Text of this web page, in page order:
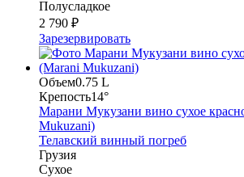
Полусладкое
2 790 ₽
Зарезервировать
Объем0.75 L
Крепость14°
Марани Мукузани вино сухое
Mukuzani)
Телавский винный погреб
Грузия
Сухое